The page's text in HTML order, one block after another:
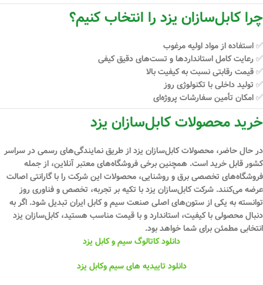
چرا کابل‌سازان یزد را انتخاب کنیم؟
✅ استفاده از مواد اولیه مرغوب
✅ رعایت کامل استانداردها و تست‌های دقیق کیفی
✅ قیمت رقابتی نسبت به کیفیت بالا
✅ تولید داخلی با تکنولوژی روز
✅ امکان تأمین سفارشات پروژه‌ای
خرید محصولات کابل‌سازان یزد
در حال حاضر، محصولات کابل‌سازان یزد از طریق نمایندگی‌های رسمی در سراسر
کشور قابل خرید است. همچنین برخی فروشگاه‌های معتبر آنلاین، از جمله
فروشگاه‌های تخصصی برق و روشنایی، محصولات این شرکت را با گارانتی اصالت
عرضه می‌کنند. شرکت کابل‌سازان یزد با تکیه بر تجربه، تخصص و فناوری روز
توانسته به یکی از ستون‌های اصلی صنعت سیم و کابل ایران تبدیل شود. اگر به
دنبال محصولی با کیفیت، استاندارد و با قیمت مناسب هستید،کابل‌سازان یزد
انتخابی مطمئنبرای شما خواهد بود.
دانلود کاتالوگ سیم و کابل یزد
دانلود تاییدیه های سیم وکابل یزد